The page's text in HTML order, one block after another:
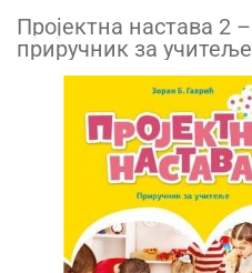
Пројектна настава 2 –
приручник за учитеље